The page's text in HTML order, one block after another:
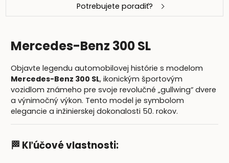
Potrebujete poradiť?
Mercedes-Benz 300 SL
Objavte legendu automobilovej histórie s modelom
Mercedes-Benz 300 SL, ikonickým športovým
vozidlom známeho pre svoje revolučné „gullwing“ dvere
a výnimočný výkon. Tento model je symbolom
elegancie a inžinierskej dokonalosti 50. rokov.
🏁 Kľúčové vlastnosti: